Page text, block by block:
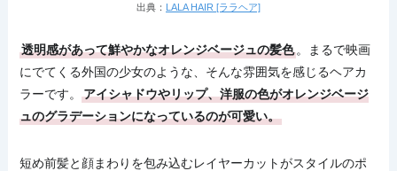
出典： LALA HAIR [ララヘア]
透明感があって鮮やかなオレンジベージュの髪色 。まるで映画
にでてくる外国の少女のような、そんな雰囲気を感じるヘアカ
ラーです。アイシャドウやリップ、洋服の色がオレンジベージ
ュのグラデーションになっているのが可愛い。
短め前髪と顔まわりを包み込むレイヤーカットがスタイルのポ